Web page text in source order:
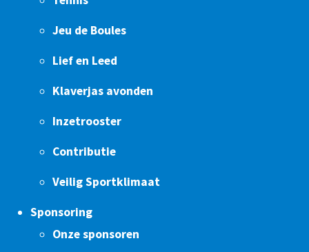
Jeu de Boules
Lief en Leed
Klaverjas avonden
Inzetrooster
Contributie
Veilig Sportklimaat
Sponsoring
Onze sponsoren